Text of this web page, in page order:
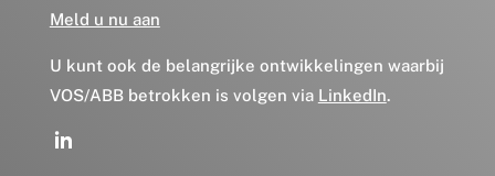
Meld u nu aan
U kunt ook de belangrijke ontwikkelingen waarbij
VOS/ABB betrokken is volgen via LinkedIn.